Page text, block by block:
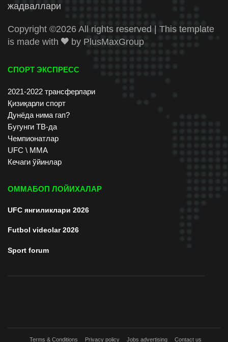
жадваллари
Copyright ©2026 All rights reserved | This template
is made with
by PlusMaxGroup
СПОРТ ЭКСПРЕСС
2021-2022 трансферлари
Қизиқарли спорт
Дунёда нима гап?
Бугунги ТВ-да
Чемпионатлар
UFC \ ММА
Кечаги ўйинлар
ОММАБОП ЛОЙИХАЛАР
UFC янгиликлари 2026
Futbol videolar 2026
Sport forum
Terms & Conditions Privacy policy Jobs advertising Contact us